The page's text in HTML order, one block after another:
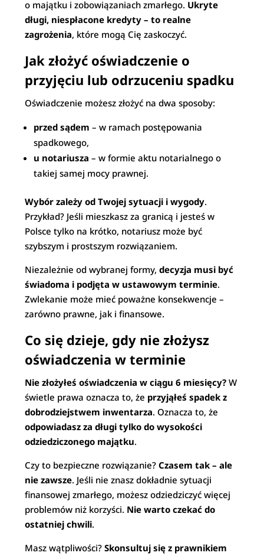
o majątku i zobowiązaniach zmarłego. Ukryte
długi, niespłacone kredyty – to realne
zagrożenia, które mogą Cię zaskoczyć.
Jak złożyć oświadczenie o
przyjęciu lub odrzuceniu spadku
Oświadczenie możesz złożyć na dwa sposoby:
przed sądem – w ramach postępowania
spadkowego,
u notariusza – w formie aktu notarialnego o
takiej samej mocy prawnej.
Wybór zależy od Twojej sytuacji i wygody.
Przykład? Jeśli mieszkasz za granicą i jesteś w
Polsce tylko na krótko, notariusz może być
szybszym i prostszym rozwiązaniem.
Niezależnie od wybranej formy,decyzja musi być
świadoma i podjęta w ustawowym terminie.
Zwlekanie może mieć poważne konsekwencje –
zarówno prawne, jak i finansowe.
Co się dzieje, gdy nie złożysz
oświadczenia w terminie
Nie złożyłeś oświadczenia w ciągu 6 miesięcy? W
świetle prawa oznacza to, że przyjąłeś spadek z
dobrodziejstwem inwentarza. Oznacza to, że
odpowiadasz za długi tylko do wysokości
odziedziczonego majątku.
Czy to bezpieczne rozwiązanie?Czasem tak – ale
nie zawsze. Jeśli nie znasz dokładnie sytuacji
finansowej zmarłego, możesz odziedziczyć więcej
problemów niż korzyści. Nie warto czekać do
ostatniej chwili.
Masz wątpliwości?Skonsultuj się z prawnikiem